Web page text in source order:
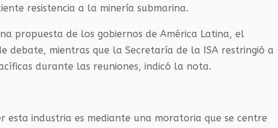
resistencia a la minería submarina.
propuesta de los gobiernos de América Latina, el
debate, mientras que la Secretaría de la ISA restringió a
durante las reuniones, indicó la nota.
esta industria es mediante una moratoria que se centre